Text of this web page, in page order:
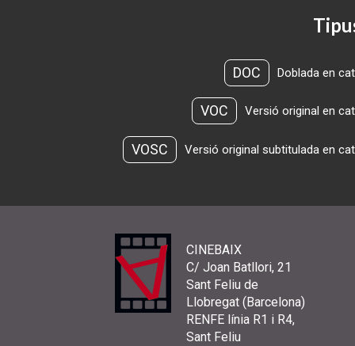
DOC Doblada en
VOC Versió original en
VOSC Versió original subtitulada en
CINEBAIX
C/ Joan Batllori, 21
Sant Feliu de
Llobregat (Barcelona)
RENFE línia R1 i R4,
Sant Feliu